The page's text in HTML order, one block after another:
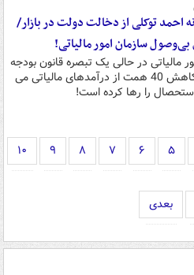
احمد توکلی از دخالت دولت در بازار/
سازمان امور مالیاتی!
مالیاتی در حالی یک تبصره قانون بودجه
را موجب کاهش 40 همت از درآمدهای مالیاتی می
را رها کرده است!
۵ ۶ ۷ ۸ ۹ ۱۰
بعدی